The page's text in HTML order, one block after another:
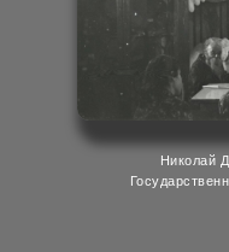
Николай